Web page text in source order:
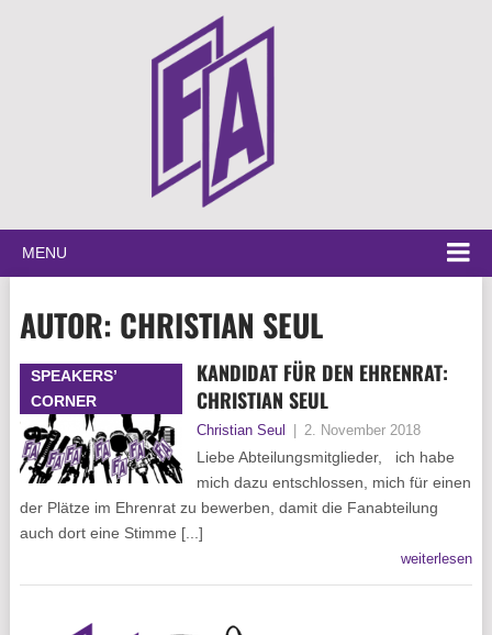
MENU
AUTOR: CHRISTIAN SEUL
SPEAKERS’
CORNER
KANDIDAT FÜR DEN EHRENRAT:
CHRISTIAN SEUL
Christian Seul 2. November 2018
Liebe Abteilungsmitglieder, ich habe
mich dazu entschlossen, mich für einen
der Plätze im Ehrenrat zu bewerben, damit die Fanabteilung
auch dort eine Stimme [...]
weiterlesen